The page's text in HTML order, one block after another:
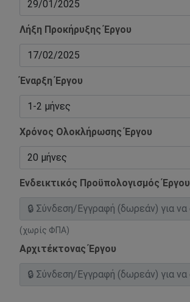
Λήξη Προκήρυξης Έργου
Έναρξη Έργου
Χρόνος Ολοκλήρωσης Έργου
Ενδεικτικός Προϋπολογισμός Έργου
(χωρίς ΦΠΑ)
Αρχιτέκτονας Έργου